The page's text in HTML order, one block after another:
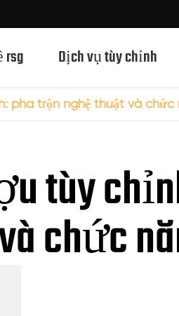
Chai Thủy Tinh Rượu Mạnh 700ml
Chai Thủy Tinh Rượu Mạnh 500ml
Chai thủy tinh 1L Spirits
Chai Thủy Tinh Rượu Mạnh 50ml
rsg Dịch vụ tùy chỉnh
pha trộn nghệ thuật và chức
tùy
chức